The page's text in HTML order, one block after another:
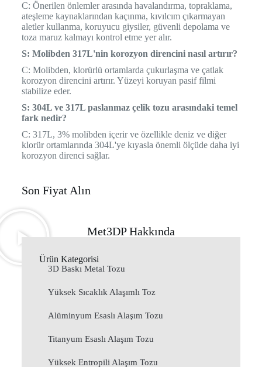
C: Önerilen önlemler arasında havalandırma, topraklama,
ateşleme kaynaklarından kaçınma, kıvılcım çıkarmayan
aletler kullanma, koruyucu giysiler, güvenli depolama ve
toza maruz kalmayı kontrol etme yer alır.
S: Molibden 317L'nin korozyon direncini nasıl artırır?
C: Molibden, klorürlü ortamlarda çukurlaşma ve çatlak
korozyon direncini artırır. Yüzeyi koruyan pasif filmi
stabilize eder.
S: 304L ve 317L paslanmaz çelik tozu arasındaki temel
fark nedir?
C: 317L, 3% molibden içerir ve özellikle deniz ve diğer
klorür ortamlarında 304L'ye kıyasla önemli ölçüde daha iyi
korozyon direnci sağlar.
Son Fiyat Alın
Met3DP Hakkında
Ürün Kategorisi
3D Baskı Metal Tozu
Yüksek Sıcaklık Alaşımlı Toz
Alüminyum Esaslı Alaşım Tozu
Titanyum Esaslı Alaşım Tozu
Yüksek Entropili Alaşım Tozu